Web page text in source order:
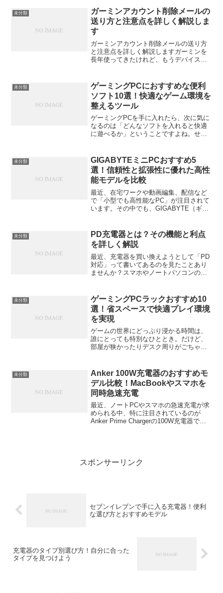
未分類
ガーミンアカウント削除メールの
送り方と注意点を詳しく解説しま
す
ガーミンアカウント削除メールの送り方
と注意点を詳しく解説しますガーミンを
長年使ってきたけれど、もうデバイスを
なるのが「ガーミンアカウントの削除」
です。しかし、実際に削除...
未分類
ゲーミングPCにおすすめな便利
ソフト10選！快適なゲーム環境を
整えるツール
ゲーミングPCを手に入れたら、次に気に
なるのは「どんなソフトを入れると快適
に遊べるか」ということですよね。せっ
能を十分に引き出せません。今回は、ゲ
ーミングPCで快適なプ...
未分類
GIGABYTEミニPCおすすめ5
選！信頼性と拡張性に優れた高性
能モデルを比較
最近、在宅ワークや動画編集、配信など
で「小型でも高性能なPC」が注目されて
います。その中でも、GIGABYTE（ギガ
GIGABYTEの代表的なミニPCシリーズ
「BRI...
未分類
PD充電器とは？その機能と利点
を詳しく解説
最近、充電器を買い換えようとして「PD
対応」って書いてあるのを見たことあり
ませんか？スマホやノートパソコンのス
も、これまでの充電器と何が違うの？と
疑問に思っている方も...
未分類
ゲーミングPCラックおすすめ10
選！省スペースで快適プレイ環境
を実現
ゲームの世界にどっぷり浸かる時間は、
誰にとっても特別なひととき。だけど、
部屋が狭かったりデスク周りがごちゃつ
れる存在が「ゲーミングPCラック」。こ
の記事では、省スペース...
未分類
Anker 100W充電器のおすすめモ
デル比較！MacBookやスマホを
同時急速充電
最近、ノートPCやスマホの急速充電が求
められる中、特に注目されているのが
Anker Prime Chargerの100W充電器で
スポンサーリンク
セブンイレブンで手に入る充電器！便利
な選び方とおすすめモデル
充電器のタイプ別選び方！自分に合った
タイプを見つけよう